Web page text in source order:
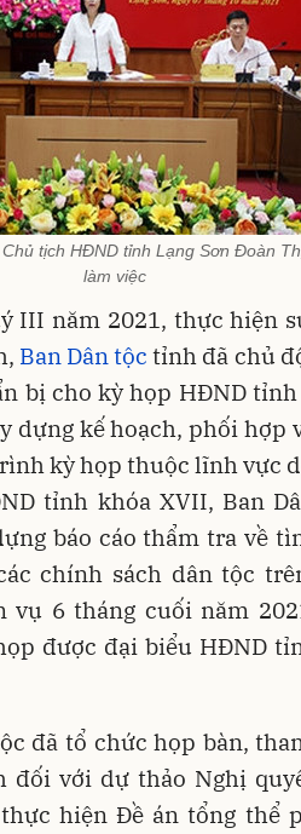
tịch HĐND tỉnh Lạng Sơn Đoàn
làm việc
III năm 2021, thực hiện
Ban Dân tộc tỉnh đã chủ
bị cho kỳ họp HĐND
dựng kế hoạch, phối hợp
kỳ họp thuộc lĩnh vực
tỉnh khóa XVII, Ban
báo cáo thẩm tra về
chính sách dân tộc
vụ 6 tháng cuối năm
được đại biểu HĐND
đã tổ chức họp bàn,
đối với dự thảo Nghị
hiện Đề án tổng thể